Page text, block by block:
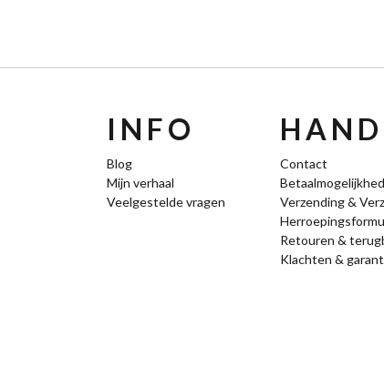
INFO
Blog
Mijn verhaal
Veelgestelde vragen
Contact
Verzending &
Retouren &
Klachten &